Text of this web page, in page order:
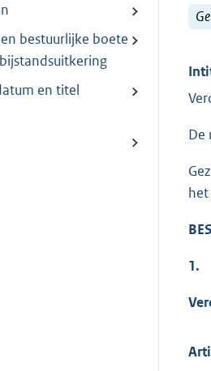
bestuurlijke boete
en titel
De
1.